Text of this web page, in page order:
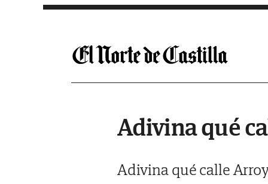
Saltar al contenido
Adivina qué
Adivina qué calle